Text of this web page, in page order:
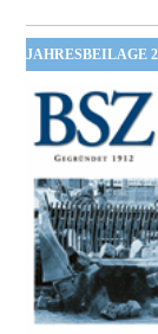
JAHRESBEILAGE